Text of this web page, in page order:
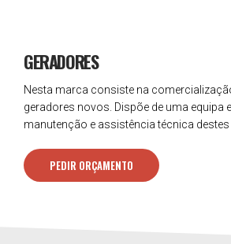
GERADORES
Nesta marca consiste na
geradores novos. Dispõe de uma equipa
manutenção e assistência técnica destes
PEDIR ORÇAMENTO